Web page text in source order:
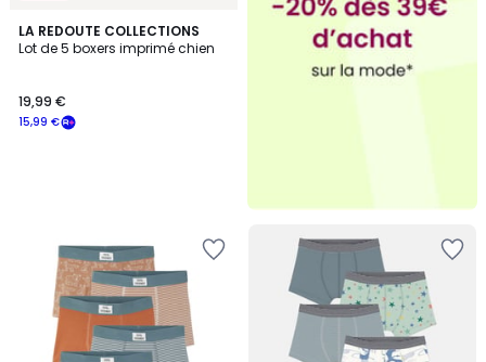
LA REDOUTE COLLECTIONS
Lot de 5 boxers imprimé chien
15,99 €
19,99 €